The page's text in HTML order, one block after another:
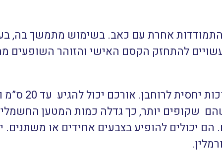
התמודדות אחרת עם כאב. בשימוש מתמשך בה,
להתחזק הקסם האישי והזוהר השופעים
יחסית לרוחבן. אורכם יכול להגיע עד 20 ס”מ ובזכות המבנה הדק הם
שקופים יותר, כך גדלה כמות המטען החשמלי
יכולים להופיע בצבעים אחידים או משתנים.